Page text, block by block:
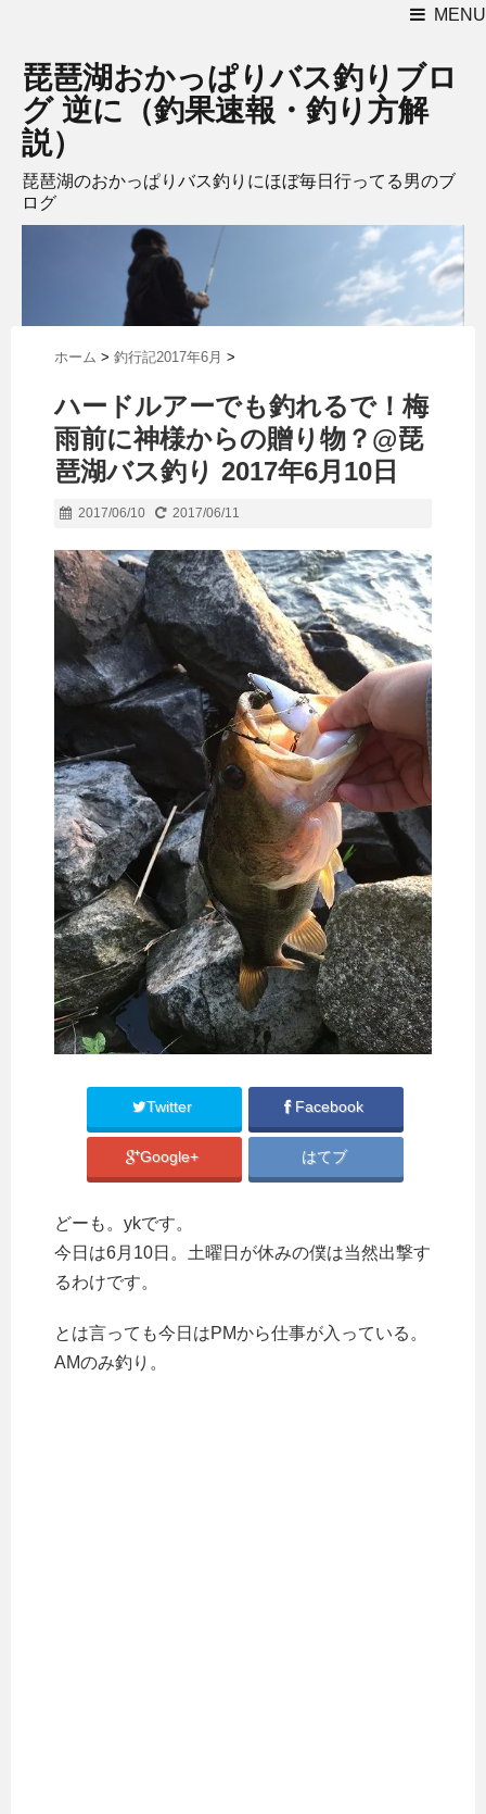
MENU
琵琶湖おかっぱりバス釣りブロ
グ 逆に（釣果速報・釣り方解
説）
琵琶湖のおかっぱりバス釣りにほぼ毎日行ってる男のブ
ログ
ホーム > 釣行記2017年6月 >
ハードルアーでも釣れるで！梅
雨前に神様からの贈り物？@琵
琶湖バス釣り 2017年6月10日
2017/06/10 2017/06/11
Twitter Facebook
Google+ はてブ
どーも。ykです。
今日は6月10日。土曜日が休みの僕は当然出撃す
るわけです。
とは言っても今日はPMから仕事が入っている。
AMのみ釣り。